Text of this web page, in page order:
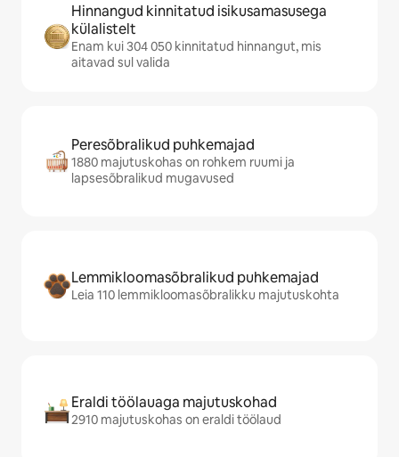
Hinnangud kinnitatud isikusamasusega
külalistelt
Enam kui 304 050 kinnitatud hinnangut, mis
aitavad sul valida
Peresõbralikud puhkemajad
1880 majutuskohas on rohkem ruumi ja
lapsesõbralikud mugavused
Lemmikloomasõbralikud puhkemajad
Leia 110 lemmikloomasõbralikku majutuskohta
Eraldi töölauaga majutuskohad
2910 majutuskohas on eraldi töölaud